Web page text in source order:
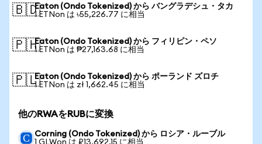
🇧🇩Eaton (Ondo Tokenized) から バングラデシュ・タカ
1 ETNon は ৳55,226.77 に相当
🇵🇭Eaton (Ondo Tokenized) から フィリピン・ペソ
1 ETNon は ₱27,163.68 に相当
🇵🇱Eaton (Ondo Tokenized) から ポーランド ズロチ
1 ETNon は zł 1,662.45 に相当
他のRWAをRUBに変換
Corning (Ondo Tokenized) から ロシア・ルーブル
1 GLWon は ₽13,692.15 に相当